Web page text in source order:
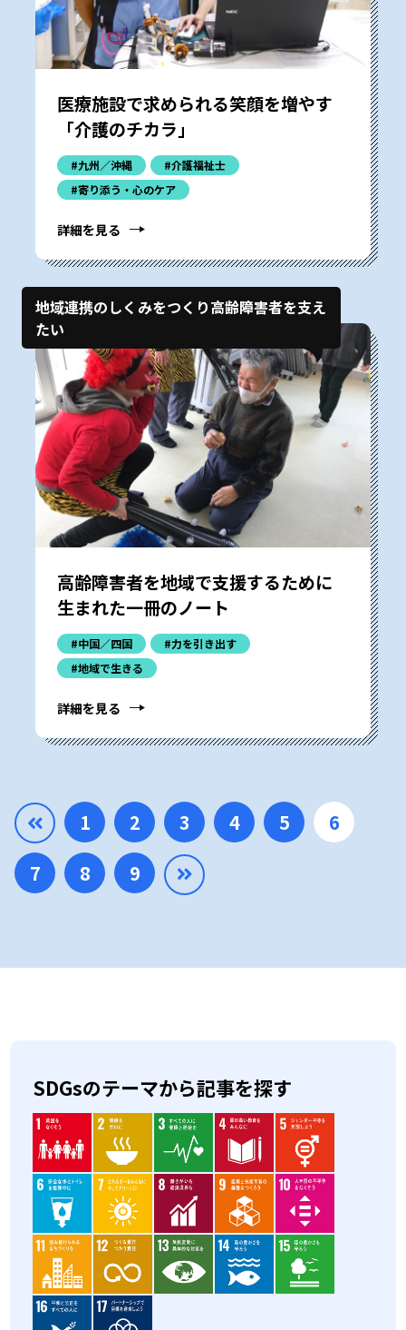
医療施設で求められる笑顔を増やす
「介護のチカラ」
#九州／沖縄
#介護福祉士
#寄り添う・心のケア
詳細を見る
地域連携のしくみをつくり高齢障害者を支え
たい
高齢障害者を地域で支援するために
生まれた一冊のノート
#中国／四国
#力を引き出す
#地域で生きる
詳細を見る
1 2 3 4 5
6
7
8 9
SDGsのテーマから記事を探す